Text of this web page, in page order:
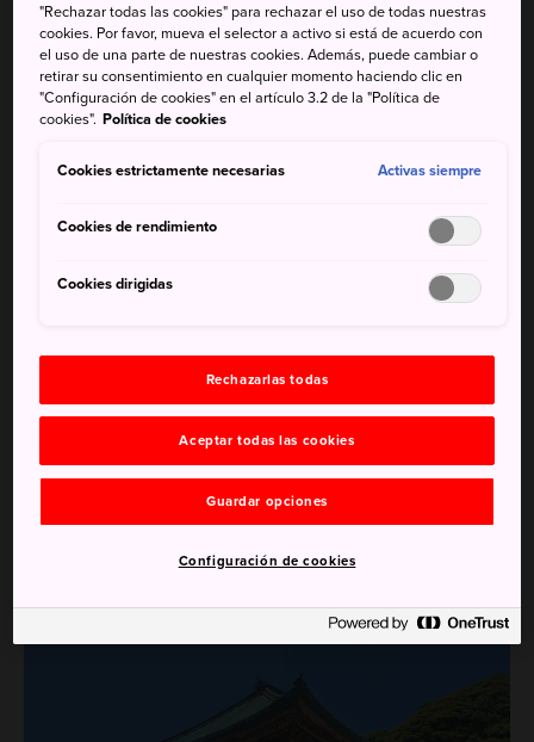
los templos zen deKamakura
, y cuenta con una amplia
variedad de edificios y templos menores. Con suerte,
incluso podrás ver el monte Fuji desde el santuario más
alto.
Cómo llegar
Kenchoji está a 15 minutos caminando desde la estación
estación JR Kamakura en la línea JR Yokosuka.
"Rechazar todas las cookies" para rechazar el uso de todas nuestras
cookies. Por favor, mueva el selector a activo si está de acuerdo con
el uso de una parte de nuestras cookies. Además, puede cambiar o
retirar su consentimiento en cualquier momento haciendo clic en
"Configuración de cookies" en el artículo 3.2 de la "Política de
cookies". Política de cookies
Cookies estrictamente necesarias Activas siempre
Cookies de rendimiento
Cookies dirigidas
Rechazarlas todas
Aceptar todas las cookies
Guardar opciones
Configuración de cookies